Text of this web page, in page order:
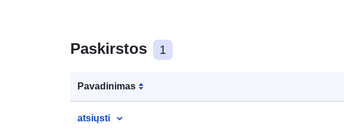
Paskirstos 1
Pavadinimas
atsiųsti